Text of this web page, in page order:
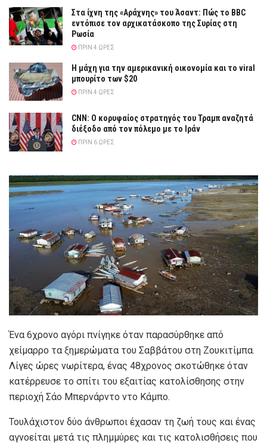
Στα ίχνη της «Αράχνης» του Άσαντ: Πώς το BBC
εντόπισε τον αρχικατάσκοπο της Συρίας στη
Ρωσία
ΠΡΙΝ 4 ΏΡΕΣ
Η μάχη για την αμερικανική οικονομία και το viral
μπουρίτο των $20
ΠΡΙΝ 4 ΏΡΕΣ
CNN: Ο κορυφαίος στρατηγός του Τραμπ αναζητά
διέξοδο από τον πόλεμο με το Ιράν
ΠΡΙΝ 6 ΏΡΕΣ
Ένα 6χρονο αγόρι πνίγηκε όταν παρασύρθηκε από
χείμαρρο τα ξημερώματα του Σαββάτου στη Ζουκιτίμπα.
Λίγες ώρες νωρίτερα, ένας 48χρονος σκοτώθηκε όταν
κατέρρευσε το σπίτι του εξαιτίας κατολίσθησης στην
περιοχή Σάο Μπερνάρντο ντο Κάμπο.
Τουλάχιστον δύο άνθρωποι έχασαν τη ζωή τους και ένας
αγνοείται μετά τις πλημμύρες και τις κατολισθήσεις που